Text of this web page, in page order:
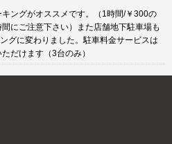
ングがオススメです。（1時間/￥300の
にご注意下さい）また店舗地下駐車場も
グに変わりました。駐車料金サービスは
だけます（3台のみ）